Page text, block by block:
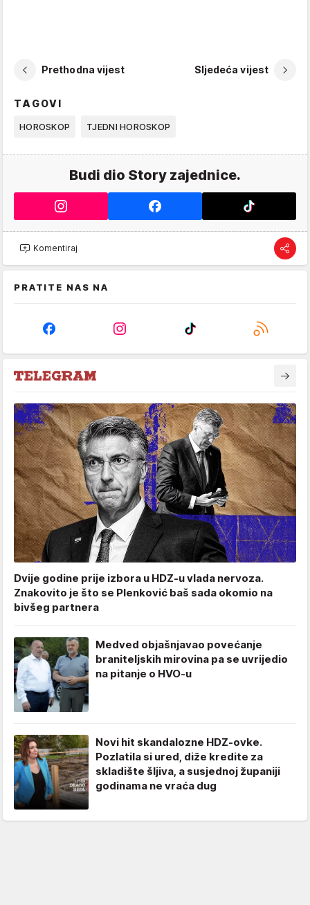
Prethodna vijest Sljedeća vijest
TAGOVI
HOROSKOP TJEDNI HOROSKOP
Budi dio Story zajednice.
Komentiraj
PRATITE NAS NA
Dvije godine prije izbora u HDZ-u vlada nervoza.
Znakovito je što se Plenković baš sada okomio na
bivšeg partnera
Medved objašnjavao povećanje
braniteljskih mirovina pa se uvrijedio
na pitanje o HVO-u
Novi hit skandalozne HDZ-ovke.
Pozlatila si ured, diže kredite za
skladište šljiva, a susjednoj županiji
godinama ne vraća dug